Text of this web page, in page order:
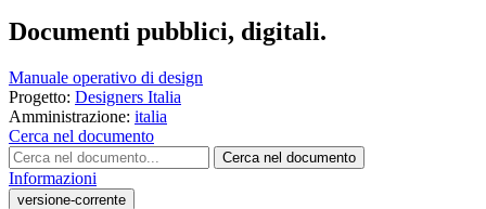
Documenti pubblici, digitali.
Manuale operativo di design
Progetto: Designers Italia
Amministrazione: italia
Cerca nel documento
Cerca nel documento
Informazioni
versione-corrente